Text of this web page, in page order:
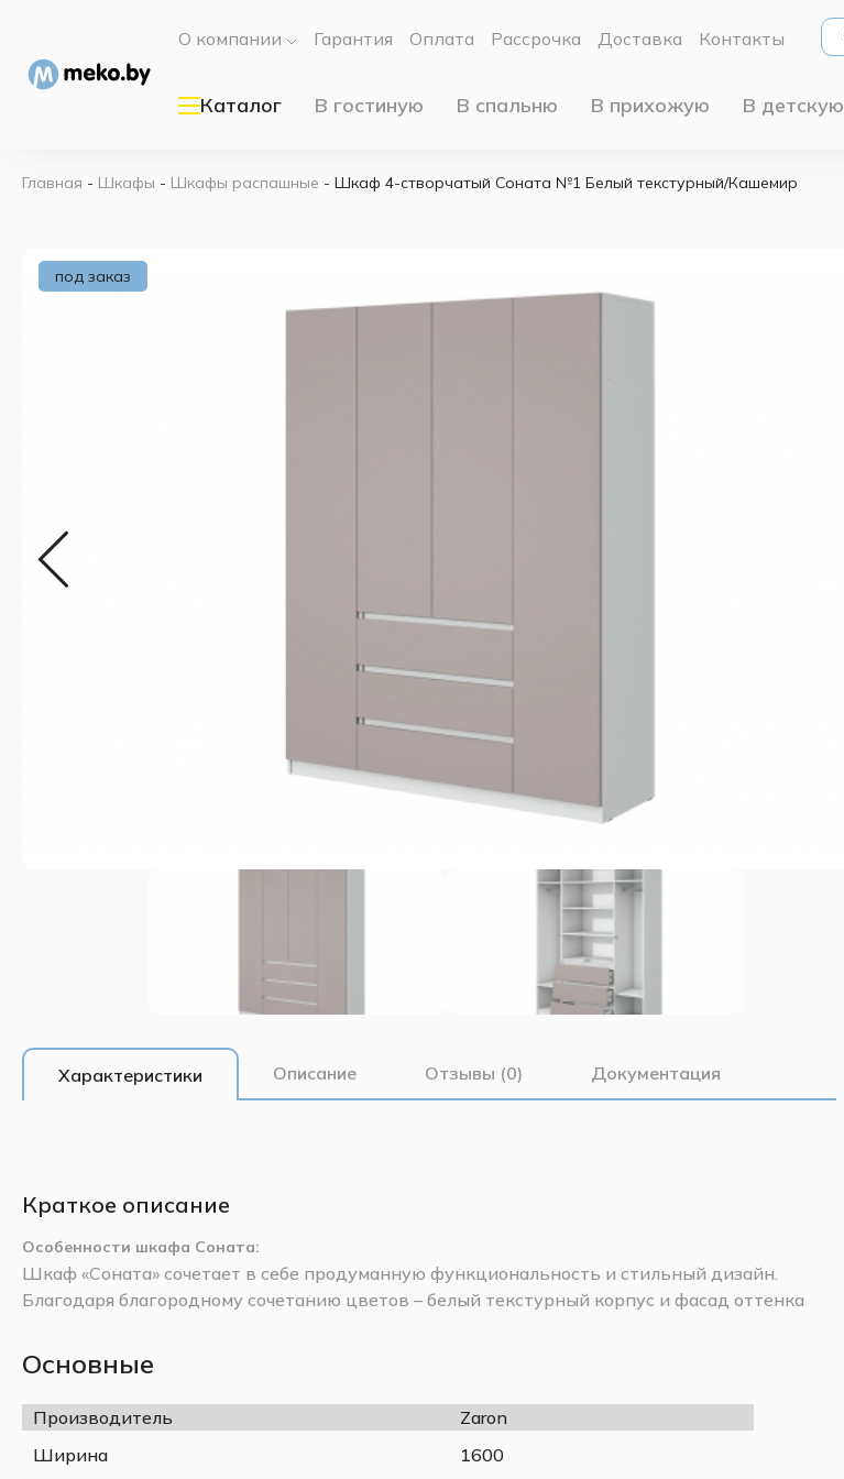
О компании Гарантия Оплата Рассрочка Доставка Контакты
Каталог В гостиную В спальню В прихожую В детскую
Главная - Шкафы - Шкафы распашные - Шкаф 4-створчатый Соната №1 Белый текстурный/Кашемир
под заказ
Характеристики Описание Отзывы (0) Документация
Краткое описание
Особенности шкафа Соната:
Шкаф «Соната» сочетает в себе продуманную функциональность и стильный дизайн.
Благодаря благородному сочетанию цветов – белый текстурный корпус и фасад оттенка
создавая атмосферу уюта и порядка.
выдвижения и двери с механизмом push-to-open (открывание нажатием)
обеспечивают бесшумность и легкость использования. Современный дизайн без ручек
подчеркивает лаконичность форм.
Оптимальная организация пространства – шкаф включает 2 отделения со штангой (по
Основные
Производитель
Zaron
Ширина
1600